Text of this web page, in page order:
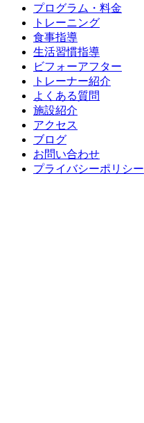
プログラム・料金
トレーニング
食事指導
生活習慣指導
ビフォーアフター
トレーナー紹介
よくある質問
施設紹介
アクセス
ブログ
お問い合わせ
プライバシーポリシー